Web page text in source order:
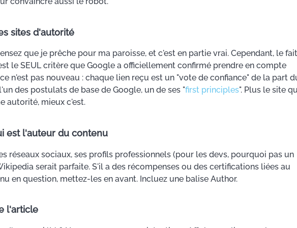
sites d'autorité
que je prêche pour ma paroisse, et c'est en partie vrai. Cependant, le fait
le SEUL critère que Google a officiellement confirmé prendre en compte
n'est pas nouveau : chaque lien reçu est un "vote de confiance" de la part
des postulats de base de Google, un de ses "first principles". Plus le site
autorité, mieux c'est.
est l'auteur du contenu
réseaux sociaux, ses profils professionnels (pour les devs, pourquoi pas un
serait parfaite. S'il a des récompenses ou des certifications liées au
en question, mettez-les en avant. Incluez une balise Author.
l'article